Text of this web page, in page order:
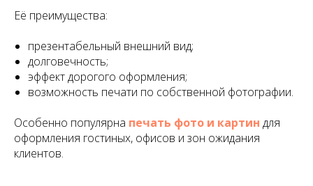
Её преимущества:
презентабельный внешний вид;
долговечность;
эффект дорогого оформления;
возможность печати по собственной фотографии.
Особенно популярна печать фото и картин для
оформления гостиных, офисов и зон ожидания
клиентов.